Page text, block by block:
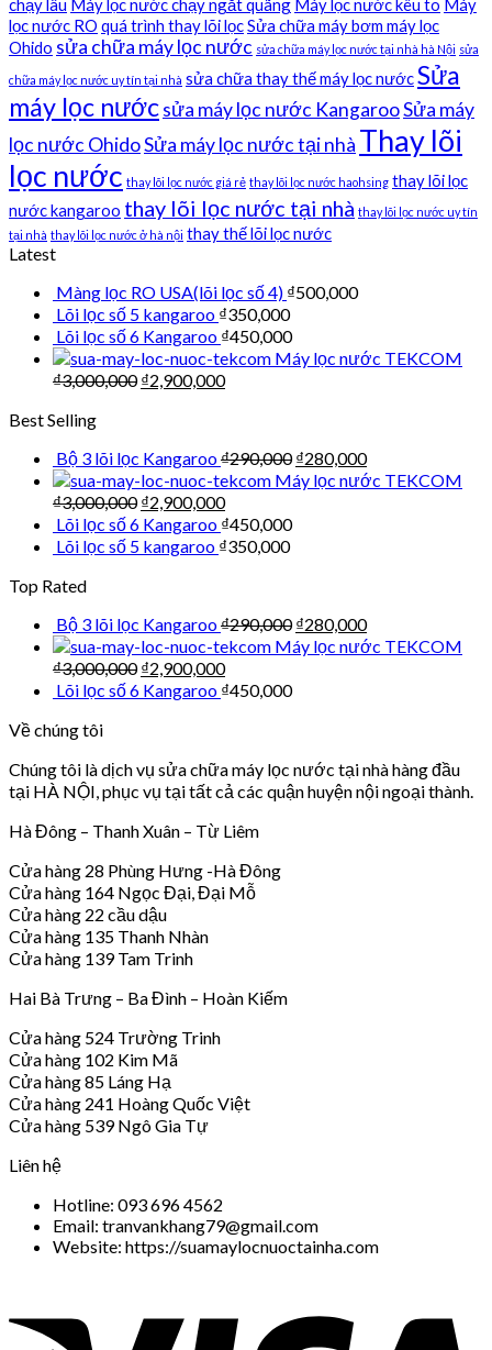
chạy lâu Máy lọc nước chạy ngắt quãng Máy lọc nước kêu to Máy
lọc nước RO quá trình thay lõi lọcSửa chữa máy bơm máy lọc
Ohido sửa chữa máy lọc nước sửa chữa máy lọc nước tại nhà hà Nội sửa
chữa máy lọc nước uy tín tại nhà sửa chữa thay thế máy lọc nướcSửa
máy lọc nướcsửa máy lọc nước KangarooSửa máy
lọc nước OhidoSửa máy lọc nước tại nhà Thay lõi
lọc nước thay lõi lọc nước giá rẻ thay lõi lọc nước haohsing thay lõi lọc
nước kangaroo thay lõi lọc nước tại nhà thay lõi lọc nước uy tín
tại nhà thay lõi lọc nước ở hà nội thay thế lõi lọc nước
Latest
Màng lọc RO USA(lõi lọc số 4) ₫500,000
Lõi lọc số 5 kangaroo ₫350,000
Lõi lọc số 6 Kangaroo ₫450,000
Máy lọc nước TEKCOM
₫3,000,000 ₫2,900,000
Best Selling
Bộ 3 lõi lọc Kangaroo₫290,000 ₫280,000
Máy lọc nước TEKCOM
₫3,000,000 ₫2,900,000
Lõi lọc số 6 Kangaroo ₫450,000
Lõi lọc số 5 kangaroo ₫350,000
Top Rated
Bộ 3 lõi lọc Kangaroo₫290,000 ₫280,000
Máy lọc nước TEKCOM
₫3,000,000 ₫2,900,000
Lõi lọc số 6 Kangaroo ₫450,000
Về chúng tôi
Chúng tôi là dịch vụ sửa chữa máy lọc nước tại nhà hàng đầu
tại HÀ NỘI, phục vụ tại tất cả các quận huyện nội ngoại thành.
Hà Đông – Thanh Xuân – Từ Liêm
Cửa hàng 28 Phùng Hưng -Hà Đông
Cửa hàng 164 Ngọc Đại, Đại Mỗ
Cửa hàng 22 cầu dậu
Cửa hàng 135 Thanh Nhàn
Cửa hàng 139 Tam Trinh
Hai Bà Trưng – Ba Đình – Hoàn Kiếm
Cửa hàng 524 Trường Trinh
Cửa hàng 102 Kim Mã
Cửa hàng 85 Láng Hạ
Cửa hàng 241 Hoàng Quốc Việt
Cửa hàng 539 Ngô Gia Tự
Liên hệ
Hotline: 093 696 4562
Email: tranvankhang79@gmail.com
Website: https://suamaylocnuoctainha.com